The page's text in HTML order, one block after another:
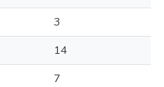
3
14
7